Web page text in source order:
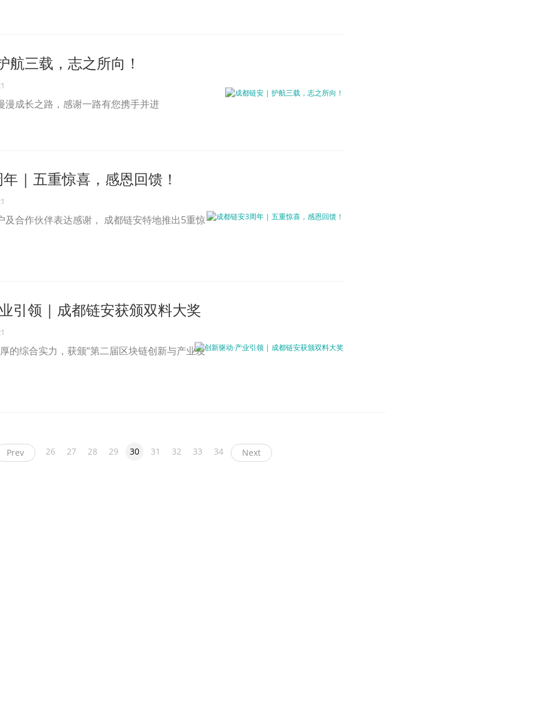
航三载，志之所向！
漫成长之路，感谢一路有您携手并进
| 五重惊喜，感恩回馈！
及合作伙伴表达感谢， 成都链安特地推出5重惊
引领 | 成都链安获颁双料大奖
的综合实力，获颁“第二届区块链创新与产业发
Prev 26 27 28 29 30 31 32 33 34 Next